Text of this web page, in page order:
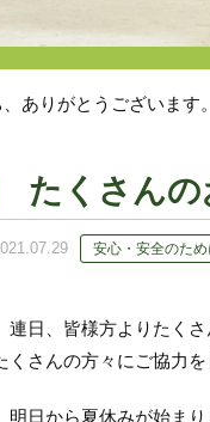
ありがとうございます。
たくさんの
安心・安全のため
連日、皆様方よりたくさ
くさんの方々にご協力
明日から夏休みが始まり